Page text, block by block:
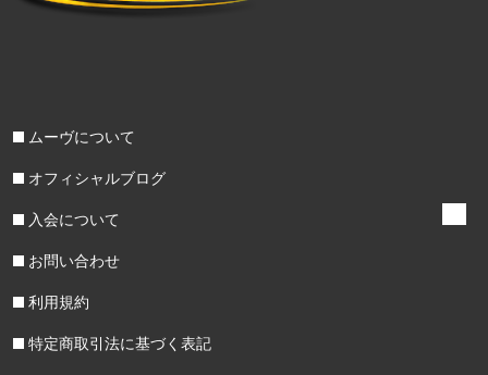
ムーヴについて
オフィシャルブログ
入会について
お問い合わせ
利用規約
特定商取引法に基づく表記